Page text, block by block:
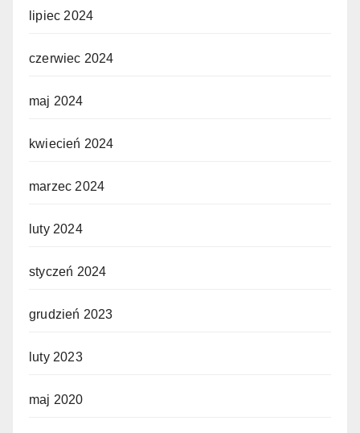
lipiec 2024
czerwiec 2024
maj 2024
kwiecień 2024
marzec 2024
luty 2024
styczeń 2024
grudzień 2023
luty 2023
maj 2020